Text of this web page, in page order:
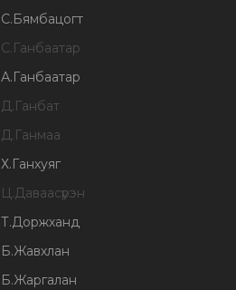
С.Бямбацогт
С.Ганбаатар
А.Ганбаатар
Д.Ганбат
Д.Ганмаа
Х.Ганхуяг
Ц.Даваасүрэн
Т.Доржханд
Б.Жавхлан
Б.Жаргалан